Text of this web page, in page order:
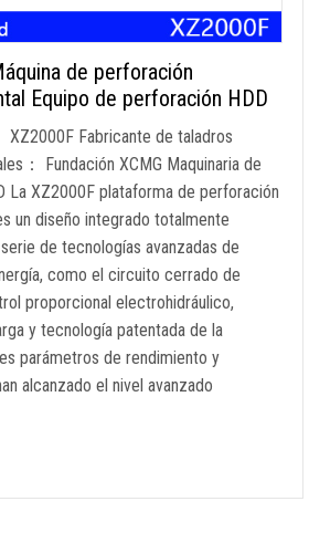
de perforación
Equipo de perforación HDD
Fabricante de taladros
： Fundación XCMG Maquinaria de
La XZ2000F plataforma de perforación
un diseño integrado totalmente
de tecnologías avanzadas de
como el circuito cerrado de
proporcional electrohidráulico,
y tecnología patentada de la
parámetros de rendimiento y
alcanzado el nivel avanzado